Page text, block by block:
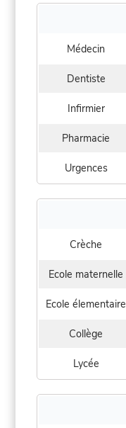
Médecin
Dentiste
Infirmier
Pharmacie
Urgences
Crèche
Ecole maternelle
Ecole élementaire
Collège
Lycée